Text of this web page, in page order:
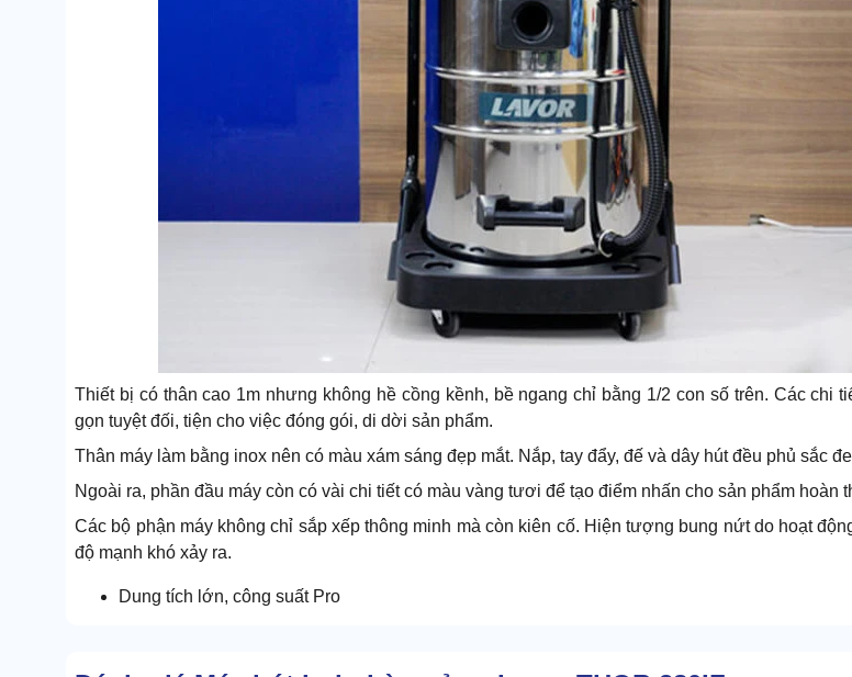
Thiết bị có thân cao 1m nhưng không hề cồng kềnh, bề ngang chỉ bằng 1/2 con số trên. Các chi
gọn tuyệt đối, tiện cho việc đóng gói, di dời sản phẩm.
Thân máy làm bằng inox nên có màu xám sáng đẹp mắt. Nắp, tay đẩy, đế và dây hút đều phủ sắc
Ngoài ra, phần đầu máy còn có vài chi tiết có màu vàng tươi để tạo điểm nhấn cho sản phẩm hoàn
Các bộ phận máy không chỉ sắp xếp thông minh mà còn kiên cố. Hiện tượng bung nứt do hoạt
độ mạnh khó xảy ra.
Dung tích lớn, công suất Pro